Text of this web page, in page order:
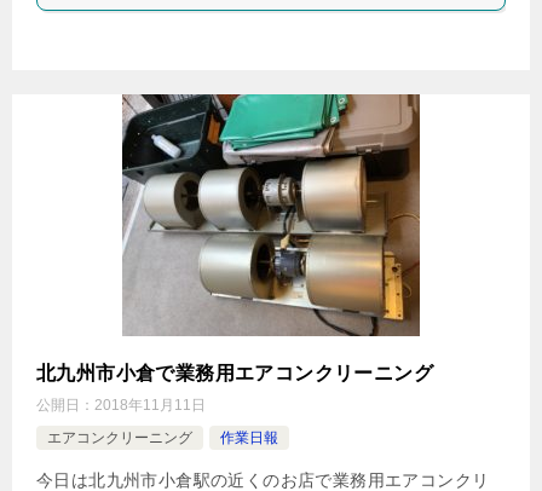
北九州市小倉で業務用エアコンクリーニング
公開日： 2018年11月11日
エアコンクリーニング
作業日報
今日は北九州市小倉駅の近くのお店で業務用エアコンクリ